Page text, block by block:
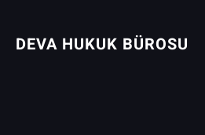
DEVA HUKUK BÜROSU